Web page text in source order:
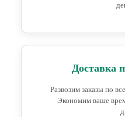
Доставка
Развозим заказы по
Экономим ваше